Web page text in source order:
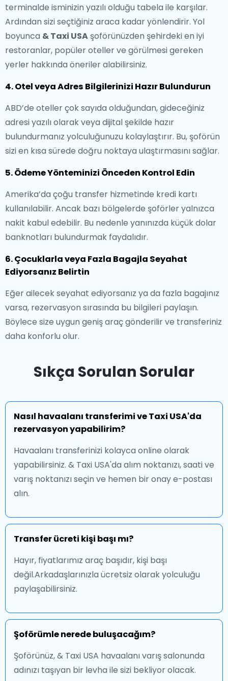
terminalde isminizin yazılı olduğu tabela ile karşılar.
Ardından sizi seçtiğiniz araca kadar yönlendirir. Yol
boyunca & Taxi USA şoförünüzden şehirdeki en iyi
restoranlar, popüler oteller ve görülmesi gereken
yerler hakkında öneriler alabilirsiniz.
4. Otel veya Adres Bilgilerinizi Hazır Bulundurun
ABD’de oteller çok sayıda olduğundan, gideceğiniz
adresi yazılı olarak veya dijital şekilde hazır
bulundurmanız yolculuğunuzu kolaylaştırır. Bu, şoförün
sizi en kısa sürede doğru noktaya ulaştırmasını sağlar.
5. Ödeme Yönteminizi Önceden Kontrol Edin
Amerika’da çoğu transfer hizmetinde kredi kartı
kullanılabilir. Ancak bazı bölgelerde şoförler yalnızca
nakit kabul edebilir. Bu nedenle yanınızda küçük dolar
banknotları bulundurmak faydalıdır.
6. Çocuklarla veya Fazla Bagajla Seyahat
Ediyorsanız Belirtin
Eğer ailecek seyahat ediyorsanız ya da fazla bagajınız
varsa, rezervasyon sırasında bu bilgileri paylaşın.
Böylece size uygun geniş araç gönderilir ve transferiniz
daha konforlu olur.
Sıkça Sorulan Sorular
Nasıl havaalanı transferimi ve Taxi USA'da
rezervasyon yapabilirim?
Havaalanı transferinizi kolayca online olarak
yapabilirsiniz. & Taxi USA'da alım noktanızı, saati ve
varış noktanızı seçin ve hemen bir onay e-postası
alın.
Transfer ücreti kişi başı mı?
Hayır, fiyatlarımız araç başıdır, kişi başı
değil.Arkadaşlarınızla ücretsiz olarak yolculuğu
paylaşabilirsiniz.
Şoförümle nerede buluşacağım?
Şoförünüz, & Taxi USA havaalanı varış salonunda
adınızı taşıyan bir levha ile sizi bekliyor olacak.